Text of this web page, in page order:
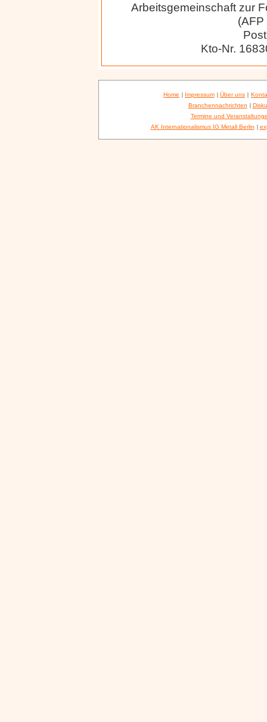
Arbeitsgemeinschaft zur
(AFP
Kto-Nr.
Home | Impressum | Über uns |
Branchennachrichten |
Termine und
AK Internationalismus IG Metall Berlin |